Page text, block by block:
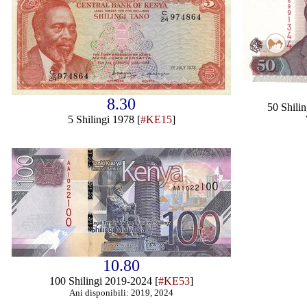
8.30
5 Shilingi 1978 [#KE15]
50
10.80
100 Shilingi 2019-2024 [#KE53]
Ani disponibili: 2019, 2024